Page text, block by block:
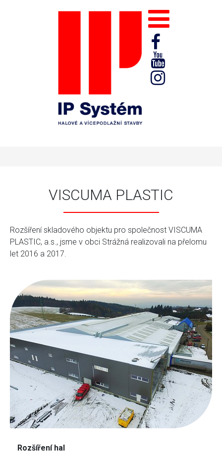
VISCUMA PLASTIC
Rozšíření skladového objektu pro společnost VISCUMA
PLASTIC, a.s., jsme v obci Strážná realizovali na přelomu
let 2016 a 2017.
Rozšíření hal